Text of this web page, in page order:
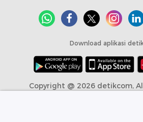
Download aplikasi
Copyright @ 2026 detikcom,